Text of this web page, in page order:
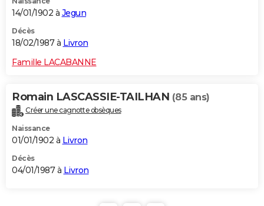
14/01/1902 à Jegun
Décès
18/02/1987 à Livron
Famille LACABANNE
Romain LASCASSIE-TAILHAN (85 ans)
Créer une cagnotte obsèques
Naissance
01/01/1902 à Livron
Décès
04/01/1987 à Livron